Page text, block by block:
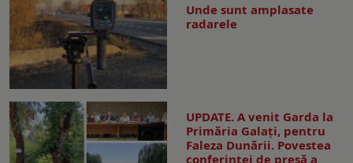
Unde sunt amplasate
radarele
UPDATE. A venit Garda la
Primăria Galaţi, pentru
Faleza Dunării. Povestea
conferinţei de presă a